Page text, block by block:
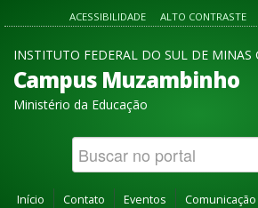
ACESSIBILIDADE ALTO CONTRASTE
INSTITUTO FEDERAL DO SUL DE MINAS
Campus Muzambinho
Ministério da Educação
Início Contato Eventos Comunicação